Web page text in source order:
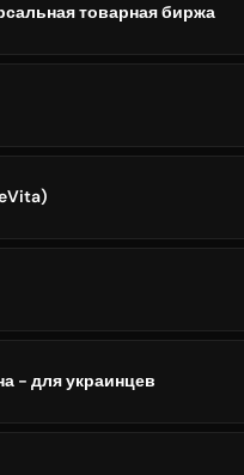
товарная биржа
- для украинцев